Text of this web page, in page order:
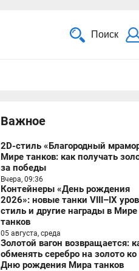
Поиск
Важное
2D-стиль «Благородный
Мире танков: как получать
за победы
Вчера, 09:36
Контейнеры «День рождения
2026»: новые танки VIII–IX
стиль и другие награды в Мире
танков
05 августа, среда
Золотой вагон возвращается:
обменять серебро на золото ко
Дню рождения Мира танков